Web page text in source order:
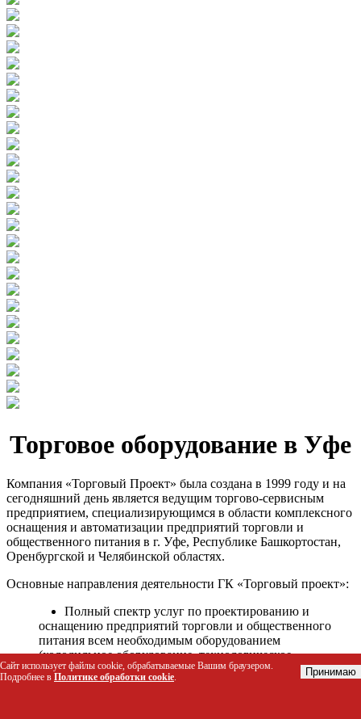
Торговое оборудование в Уфе
Компания «Торговый Проект» была создана в 1999 году и на
сегодняшний день является ведущим торгово-сервисным
предприятием, специализирующимся в области комплексного
оснащения и автоматизации предприятий торговли и
общественного питания в г. Уфе, Республике Башкортостан,
Оренбургской и Челябинской областях.
Основные направления деятельности ГК «Торговый проект»:
Полный спектр услуг по проектированию и
оснащению предприятий торговли и общественного
питания всем необходимым оборудованием
(холодильное оборудование, технологическое
оборудование, стеллажное оборудование и т.д.);
Автоматизация торговых процессов и внедрения
Сайт использует файлы cookie, обрабатываемые Вашим браузером.
Подробнее в Политике обработки cookie. Принимаю